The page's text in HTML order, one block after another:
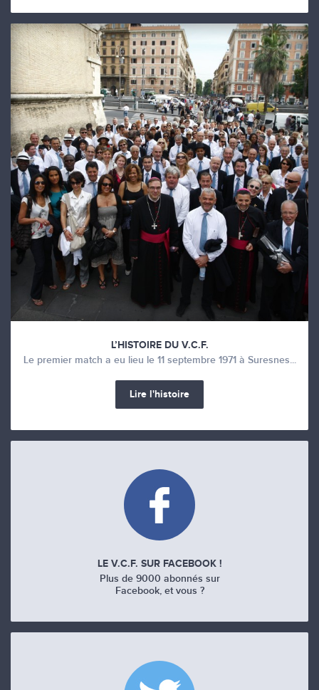
L’HISTOIRE DU V.C.F.
Le premier match a eu lieu le 11 septembre 1971 à Suresnes...
Lire l'histoire
LE V.C.F. SUR FACEBOOK !
Plus de 9000 abonnés sur
Facebook, et vous ?